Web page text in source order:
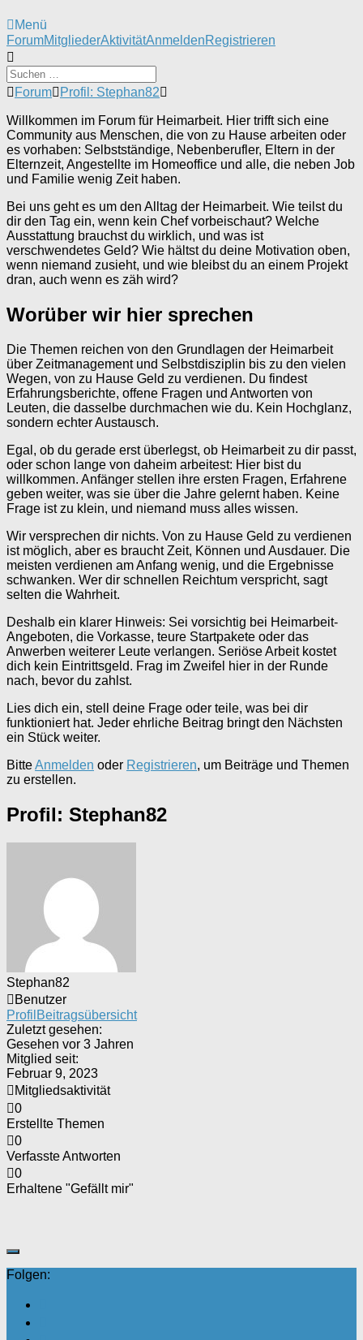
Menü
Forum-
Navigation
ForumMitgliederAktivitätAnmeldenRegistrieren
Forum-
-
Du
bist
hier:
Forum Profil: Stephan82
Willkommen im Forum für Heimarbeit. Hier trifft sich eine
Community aus Menschen, die von zu Hause arbeiten oder
es vorhaben: Selbstständige, Nebenberufler, Eltern in der
Elternzeit, Angestellte im Homeoffice und alle, die neben Job
und Familie wenig Zeit haben.
Bei uns geht es um den Alltag der Heimarbeit. Wie teilst du
dir den Tag ein, wenn kein Chef vorbeischaut? Welche
Ausstattung brauchst du wirklich, und was ist
verschwendetes Geld? Wie hältst du deine Motivation oben,
wenn niemand zusieht, und wie bleibst du an einem Projekt
dran, auch wenn es zäh wird?
Worüber wir hier sprechen
Die Themen reichen von den Grundlagen der Heimarbeit
über Zeitmanagement und Selbstdisziplin bis zu den vielen
Wegen, von zu Hause Geld zu verdienen. Du findest
Erfahrungsberichte, offene Fragen und Antworten von
Leuten, die dasselbe durchmachen wie du. Kein Hochglanz,
sondern echter Austausch.
Egal, ob du gerade erst überlegst, ob Heimarbeit zu dir passt,
oder schon lange von daheim arbeitest: Hier bist du
willkommen. Anfänger stellen ihre ersten Fragen, Erfahrene
geben weiter, was sie über die Jahre gelernt haben. Keine
Frage ist zu klein, und niemand muss alles wissen.
Wir versprechen dir nichts. Von zu Hause Geld zu verdienen
ist möglich, aber es braucht Zeit, Können und Ausdauer. Die
meisten verdienen am Anfang wenig, und die Ergebnisse
schwanken. Wer dir schnellen Reichtum verspricht, sagt
selten die Wahrheit.
Deshalb ein klarer Hinweis: Sei vorsichtig bei Heimarbeit-
Angeboten, die Vorkasse, teure Startpakete oder das
Anwerben weiterer Leute verlangen. Seriöse Arbeit kostet
dich kein Eintrittsgeld. Frag im Zweifel hier in der Runde
nach, bevor du zahlst.
Lies dich ein, stell deine Frage oder teile, was bei dir
funktioniert hat. Jeder ehrliche Beitrag bringt den Nächsten
ein Stück weiter.
BitteAnmelden oder Registrieren, um Beiträge und Themen
zu erstellen.
Profil: Stephan82
Stephan82
Benutzer
Profil Beitragsübersicht
Zuletzt gesehen:
Gesehen vor 3 Jahren
Mitglied seit:
Februar 9, 2023
Mitgliedsaktivität
0
Erstellte Themen
0
Verfasste Antworten
0
Erhaltene "Gefällt mir"
Folgen: